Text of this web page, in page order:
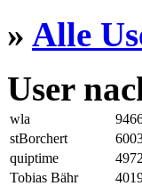
» Alle
User
wla
stBorchert
quiptime
4972
Tobias Bähr